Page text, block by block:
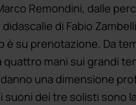
Remondini, dalle
di Fabio
è su prenotazione. Da
mani sui grandi
una dimensione
suoni dei tre solisti sono